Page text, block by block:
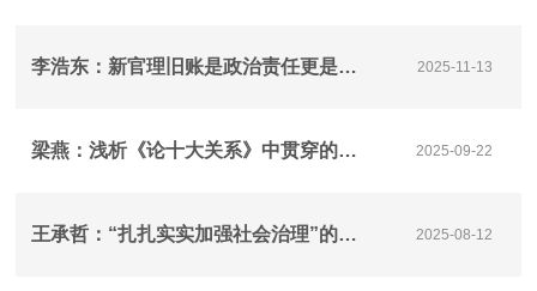
李浩东：新官理旧账是政治责任更是时代担当——论领导干部树立正确政绩观的实践要求 2025-11-13
梁燕：浅析《论十大关系》中贯穿的团结思想 2025-09-22
王承哲：“扎扎实实加强社会治理”的河南新图景 2025-08-12